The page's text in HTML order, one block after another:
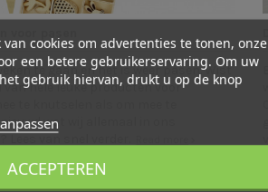
te gaan en het is weer pasen. Wist
van hele leuke producten voor
te knutselen als om mee te
wat wij allemaal in ons
cookies om advertenties te tonen, onze
een betere gebruikerservaring. Om uw
gebruik hiervan, drukt u op de knop
ACCEPTEREN